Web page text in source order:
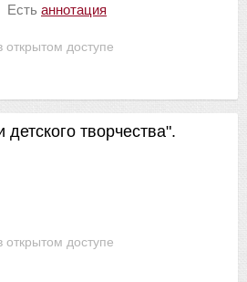
открытом доступе
Есть аннотация
открытом доступе
детского творчества".